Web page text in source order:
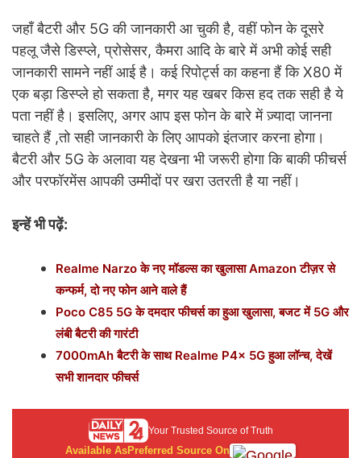
जहाँ बैटरी और 5G की जानकारी आ चुकी है, वहीं फोन के दूसरे
पहलू जैसे डिस्प्ले, प्रोसेसर, कैमरा आदि के बारे में अभी कोई सही
जानकारी सामने नहीं आई है। कई रिपोर्ट्स का कहना हैं कि X80 में
एक बड़ा डिस्प्ले हो सकता है, मगर यह खबर किस हद तक सही है ये
पता नहीं है। इसलिए, अगर आप इस फोन के बारे में ज़्यादा जानना
चाहते हैं ,तो सही जानकारी के लिए आपको इंतजार करना होगा।
बैटरी और 5G के अलावा यह देखना भी जरूरी होगा कि बाकी फीचर्स
और परफॉरमेंस आपकी उम्मीदों पर खरा उतरती है या नहीं।
इन्हें भी पढ़ें:
Realme Narzo के नए मॉडल्स का खुलासा Amazon टीज़र से
कन्फर्म, दो नए फोन आने वाले हैं
Poco C85 5G के दमदार फीचर्स का हुआ खुलासा, बजट में 5G और
लंबी बैटरी की गारंटी
7000mAh बैटरी के साथ Realme P4x 5G हुआ लॉन्च, देखें
सभी शानदार फीचर्स
Your Trusted Source of Truth
Available AsPreferred Source On